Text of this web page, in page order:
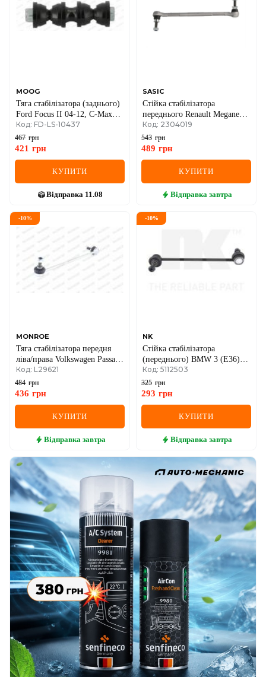
MOOG
Тяга стабiлiзатора (заднього)
Ford Focus II 04-12, C-Max
10- / Volvo C30, V50 05-
Код: FD-LS-10437
467 грн
421 грн
КУПИТИ
Відправка 11.08
SASIC
Стійка стабілізатора
переднього Renault Megane
III/Renault Scenic III
Код: 2304019
543 грн
489 грн
КУПИТИ
Відправка завтра
-10%
MONROE
Тяга стабілізатора передня
ліва/права Volkswagen Passat,
Golf, Octavia, Caddy III 03–
Код: L29621
484 грн
436 грн
КУПИТИ
Відправка завтра
-10%
NK
Стійка стабілізатора
(переднього) BMW 3 (E36)/5
(E28,E34)/6 (E24)/7 (E32)/8
(E31) -99
Код: 5112503
325 грн
293 грн
КУПИТИ
Відправка завтра